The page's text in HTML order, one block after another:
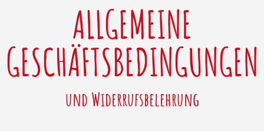
ALLGEMEINE
GESCHÄFTSBEDINGUNGEN
und Widerrufsbelehrung